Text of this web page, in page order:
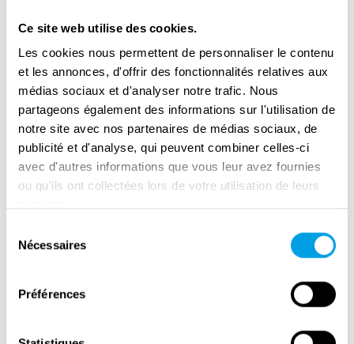
Ce site web utilise des cookies.
Les cookies nous permettent de personnaliser le contenu
et les annonces, d'offrir des fonctionnalités relatives aux
médias sociaux et d'analyser notre trafic. Nous
partageons également des informations sur l'utilisation de
notre site avec nos partenaires de médias sociaux, de
publicité et d'analyse, qui peuvent combiner celles-ci
avec d'autres informations que vous leur avez fournies
ou qu'ils ont collectées lors de votre utilisation de leurs
Nécessaires
Préférences
Remembrance Day in Amsterdam